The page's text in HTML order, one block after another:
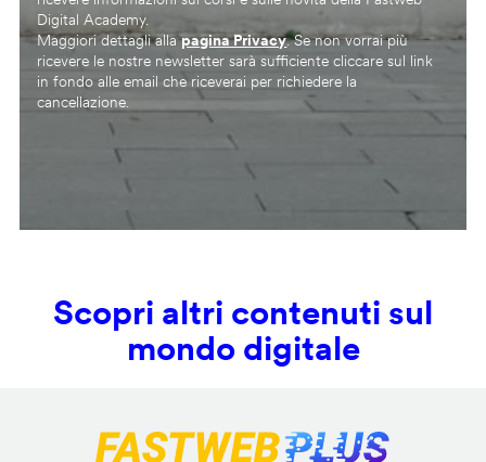
Digital Academy.
Maggiori dettagli allapagina Privacy. Se non vorrai più
ricevere le nostre newsletter sarà sufficiente cliccare sul link
in fondo alle email che riceverai per richiedere la
cancellazione.
Scopri altri contenuti sul
mondo digitale